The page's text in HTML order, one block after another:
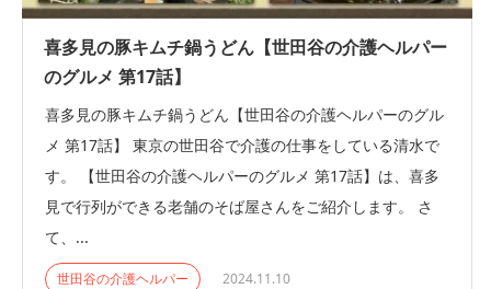
喜多見の豚キムチ鍋うどん【世田谷の介護ヘルパー
のグルメ 第17話】
喜多見の豚キムチ鍋うどん【世田谷の介護ヘルパーのグル
メ 第17話】 東京の世田谷で介護の仕事をしている清水で
す。 【世田谷の介護ヘルパーのグルメ 第17話】は、喜多
見で行列ができる老舗のそば屋さんをご紹介します。 さ
て、...
世田谷の介護ヘルパー 2024.11.10